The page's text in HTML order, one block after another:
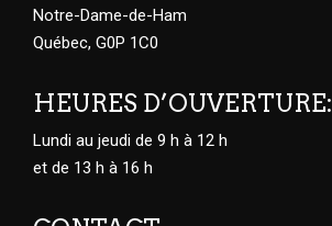
Notre-Dame-de-Ham
Québec, G0P 1C0
HEURES D’OUVERTURE:
Lundi au jeudi de 9 h à 12 h
et de 13 h à 16 h